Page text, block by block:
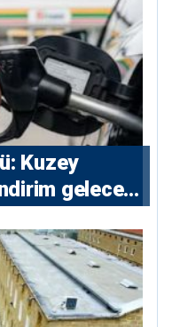
Kuzey
gelecek